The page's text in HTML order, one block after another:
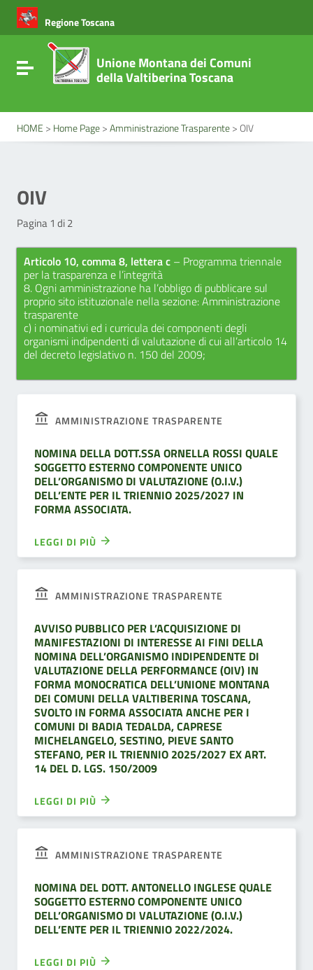
Vai ai contenuti
Vai al menu di navigazione
Vai al footer
Regione Toscana
Attiva / disattiva la navigazione
Unione Montana dei Comuni
della Valtiberina Toscana
HOME > Home Page>Amministrazione Trasparente>OIV
OIV
Pagina 1 di 2
Articolo 10, comma 8, lettera c – Programma triennale
per la trasparenza e l’integrità
8. Ogni amministrazione ha l’obbligo di pubblicare sul
proprio sito istituzionale nella sezione: Amministrazione
trasparente
c) i nominativi ed i curricula dei componenti degli
organismi indipendenti di valutazione di cui all’articolo 14
del decreto legislativo n. 150 del 2009;
AMMINISTRAZIONE TRASPARENTE
NOMINA DELLA DOTT.SSA ORNELLA ROSSI QUALE
SOGGETTO ESTERNO COMPONENTE UNICO
DELL’ORGANISMO DI VALUTAZIONE (O.I.V.)
DELL’ENTE PER IL TRIENNIO 2025/2027 IN
FORMA ASSOCIATA.
LEGGI DI PIÙ
AMMINISTRAZIONE TRASPARENTE
AVVISO PUBBLICO PER L’ACQUISIZIONE DI
MANIFESTAZIONI DI INTERESSE AI FINI DELLA
NOMINA DELL’ORGANISMO INDIPENDENTE DI
VALUTAZIONE DELLA PERFORMANCE (OIV) IN
FORMA MONOCRATICA DELL’UNIONE MONTANA
DEI COMUNI DELLA VALTIBERINA TOSCANA,
SVOLTO IN FORMA ASSOCIATA ANCHE PER I
COMUNI DI BADIA TEDALDA, CAPRESE
MICHELANGELO, SESTINO, PIEVE SANTO
STEFANO, PER IL TRIENNIO 2025/2027 EX ART.
14 DEL D. LGS. 150/2009
LEGGI DI PIÙ
AMMINISTRAZIONE TRASPARENTE
NOMINA DEL DOTT. ANTONELLO INGLESE QUALE
SOGGETTO ESTERNO COMPONENTE UNICO
DELL’ORGANISMO DI VALUTAZIONE (O.I.V.)
DELL’ENTE PER IL TRIENNIO 2022/2024.
LEGGI DI PIÙ